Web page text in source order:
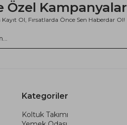
Özel Kampanyalar
Kayıt Ol, Fırsatlarda Önce Sen Haberdar Ol!
Kategoriler
Koltuk Takımı